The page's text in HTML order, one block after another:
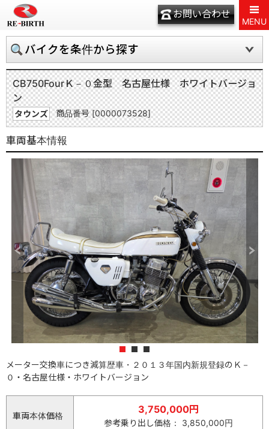
お問い合わせ
MENU
バイクを条件から探す
CB750FourＫ－０金型 名古屋仕様 ホワイトバージョ
ン
タウンズ 商品番号 [0000073528]
車両基本情報
Previous Next
1 2
メーター交換車につき減算歴車・２０１３年国内新規登録のＫ－
０・名古屋仕様・ホワイトバージョン
車両本体価格
3,750,000円
参考乗り出し価格： 3,850,000円